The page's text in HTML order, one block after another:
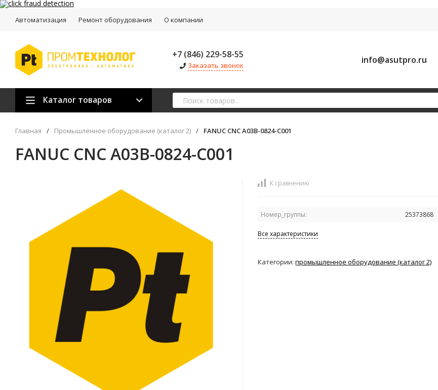
Автоматизация Ремонт оборудования О компании
+7 (846) 229-58-55
Заказать звонок info@asutpro.ru
Каталог товаров
Главная / Промышленное оборудование (каталог 2) / FANUC CNC A03B-0824-C001
FANUC CNC A03B-0824-C001
К сравнению
Номер_группы: 25373868
Все характеристики
Категории:промышленное оборудование (каталог 2)